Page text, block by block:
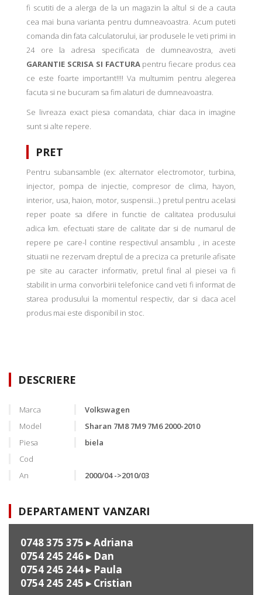
fi scutiti de a alerga de la un magazin la altul si de a cauta
cea mai buna varianta pentru dumneavoastra. Acum puteti
comanda din fata calculatorului, iar produsele le veti primi in
24 ore la adresa specificata de dumneavostra, aveti
GARANTIE SCRISA SI FACTURApentru fiecare produs cea
ce este foarte important!!!! Va multumim pentru alegerea
facuta si ne bucuram sa fim alaturi de dumneavoastra.
Se livreaza exact piesa comandata, chiar daca in imagine
sunt si alte repere.
PRET
Pentru subansamble (ex: alternator electromotor, turbina,
injector, pompa de injectie, compresor de clima, hayon,
interior, usa, haion, motor, suspensii...) pretul pentru acelasi
reper poate sa difere in functie de calitatea produsului
adica km. efectuati stare de calitate dar si de numarul de
repere pe care-l contine respectivul ansamblu , in aceste
situatii ne rezervam dreptul de a preciza ca preturile afisate
pe site au caracter informativ, pretul final al piesei va fi
stabilit in urma convorbirii telefonice cand veti fi informat de
starea produsului la momentul respectiv, dar si daca acel
produs mai este disponibil in stoc.
DESCRIERE
Marca
Volkswagen
Model
Sharan 7M8 7M9 7M6 2000-2010
Piesa
biela
Cod
An
2000/04 ->2010/03
DEPARTAMENT VANZARI
0748 375 375 ▸ Adriana
0754 245 246▸ Dan
0754 245 244▸ Paula
0754 245 245 ▸ Cristian